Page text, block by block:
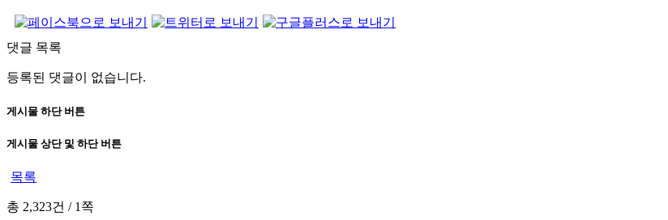
댓글 목록
등록된 댓글이 없습니다.
게시물 하단 버튼
게시물 상단 및 하단 버튼
목록
총 2,323건 /1쪽